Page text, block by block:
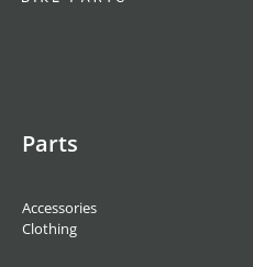
Parts
Accessories
Clothing